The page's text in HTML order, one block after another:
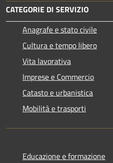
CATEGORIE DI SERVIZIO
Anagrafe e stato civile
Cultura e tempo libero
Vita lavorativa
Imprese e Commercio
Catasto e urbanistica
Mobilità e trasporti
Educazione e formazione